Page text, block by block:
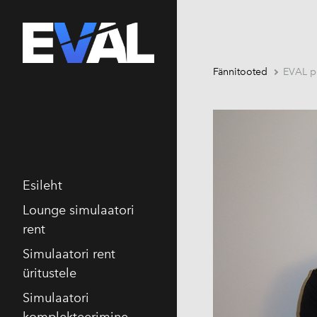
Esileht
Lounge simulaatori
rent
Simulaatori rent
üritustele
Simulaatori
Fännitooted EVAL